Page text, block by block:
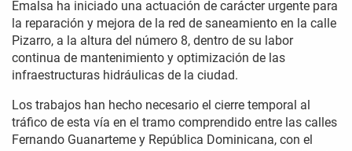
Emalsa ha iniciado una actuación de carácter urgente para
la reparación y mejora de la red de saneamiento en la calle
Pizarro, a la altura del número 8, dentro de su labor
continua de mantenimiento y optimización de las
infraestructuras hidráulicas de la ciudad.
Los trabajos han hecho necesario el cierre temporal al
tráfico de esta vía en el tramo comprendido entre las calles
Fernando Guanarteme y República Dominicana, con el